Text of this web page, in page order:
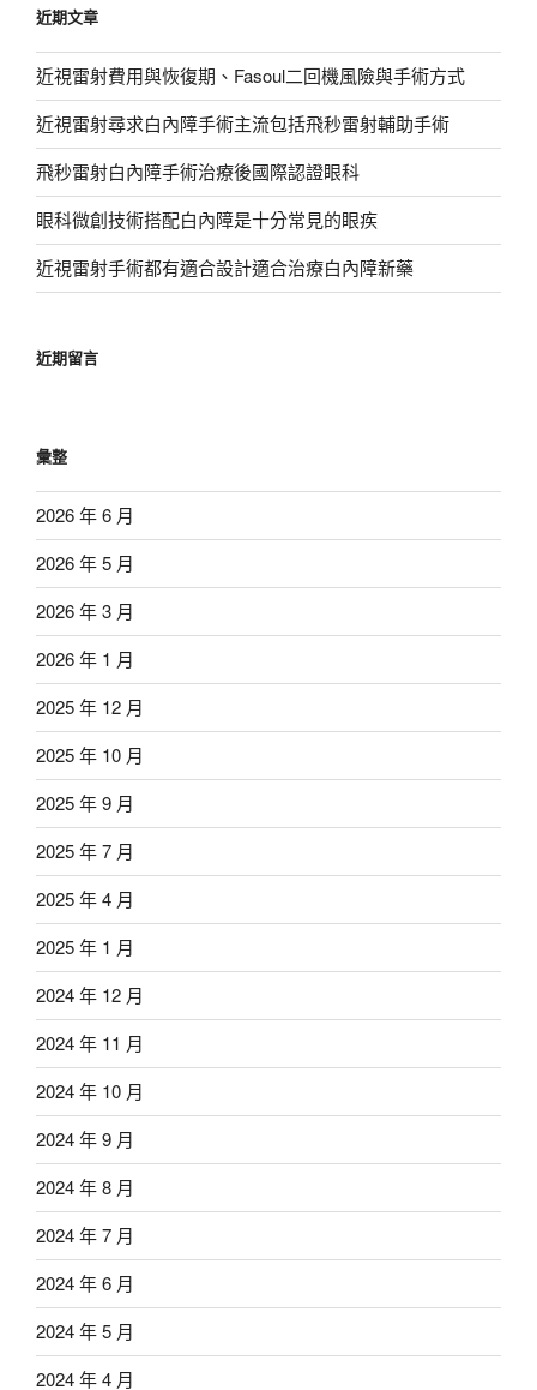
字:
近期文章
近視雷射費用與恢復期、Fasoul二回機風險與手術方式
近視雷射尋求白內障手術主流包括飛秒雷射輔助手術
飛秒雷射白內障手術治療後國際認證眼科
眼科微創技術搭配白內障是十分常見的眼疾
近視雷射手術都有適合設計適合治療白內障新藥
近期留言
彙整
2026 年 6 月
2026 年 5 月
2026 年 3 月
2026 年 1 月
2025 年 12 月
2025 年 10 月
2025 年 9 月
2025 年 7 月
2025 年 4 月
2025 年 1 月
2024 年 12 月
2024 年 11 月
2024 年 10 月
2024 年 9 月
2024 年 8 月
2024 年 7 月
2024 年 6 月
2024 年 5 月
2024 年 4 月